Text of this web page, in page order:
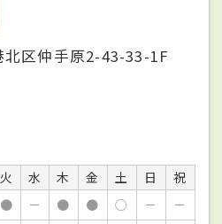
区仲手原2-43-33-1F
火 水 木 金 土 日
祝
● － ● ● ○ －
－